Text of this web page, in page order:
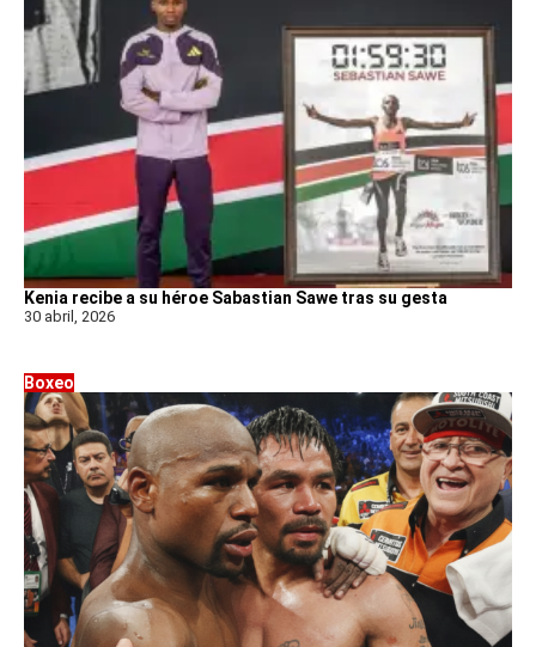
Kenia recibe a su héroe Sabastian Sawe tras su gesta
30 abril, 2026
Boxeo